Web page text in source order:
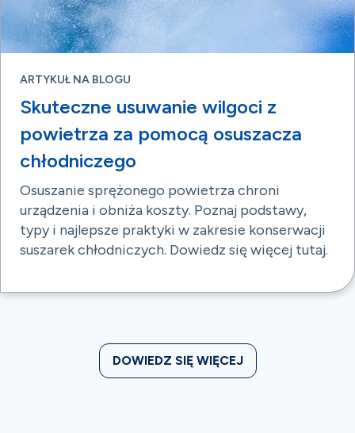
ARTYKUŁ NA BLOGU
Skuteczne usuwanie wilgoci z
powietrza za pomocą osuszacza
chłodniczego
Osuszanie sprężonego powietrza chroni
urządzenia i obniża koszty. Poznaj podstawy,
typy i najlepsze praktyki w zakresie konserwacji
suszarek chłodniczych. Dowiedz się więcej tutaj.
DOWIEDZ SIĘ WIĘCEJ